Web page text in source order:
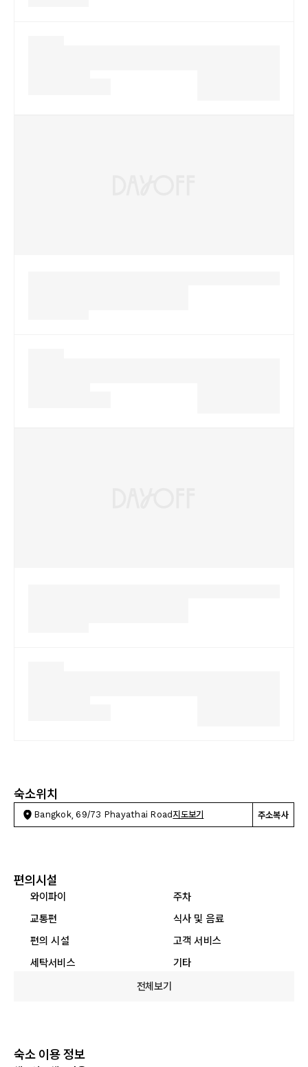
숙소위치
Bangkok, 69/73 Phayathai Road 지도보기 주소복사
편의시설
와이파이
주차
교통편
식사 및 음료
편의 시설
고객 서비스
세탁서비스
기타
전체보기
숙소 이용 정보